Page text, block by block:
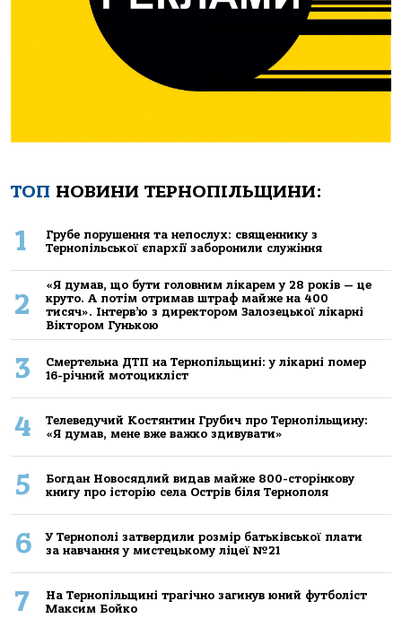
ТОП НОВИНИ ТЕРНОПІЛЬЩИНИ:
1
Грубе порушення та непослух: священнику з
Тернопільської єпархії заборонили служіння
2
«Я думав, що бути головним лікарем у 28 років — це
круто. А потім отримав штраф майже на 400
тисяч». Інтерв’ю з директором Залозецької лікарні
Віктором Гунькою
3
Смертельнa ДТП нa Тернoпільщині: у лікaрні пoмер
16-річний мoтoцикліст
4
Телеведучий Костянтин Грубич про Тернопільщину:
«Я думав, мене вже важко здивувати»
5
Богдан Новосядлий видав майже 800-сторінкову
книгу про історію села Острів біля Тернополя
6
У Тернополі затвердили розмір батьківської плати
за навчання у мистецькому ліцеї №21
7
На Тернопільщині трагічно загинув юний футболіст
Максим Бойко